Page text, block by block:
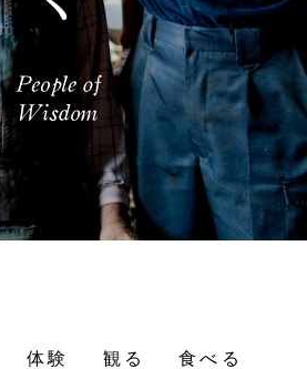
体験 観る 食べる